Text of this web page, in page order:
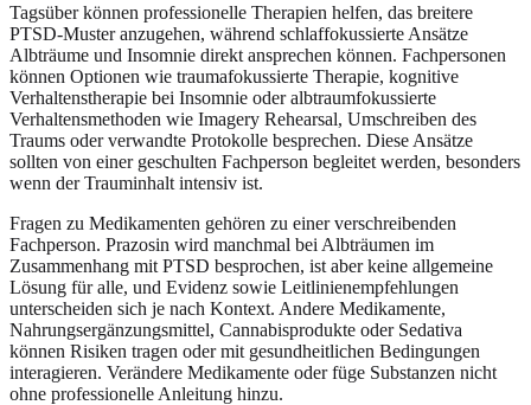
Tagsüber können professionelle Therapien helfen, das breitere
PTSD-Muster anzugehen, während schlaffokussierte Ansätze
Albträume und Insomnie direkt ansprechen können. Fachpersonen
können Optionen wie traumafokussierte Therapie, kognitive
Verhaltenstherapie bei Insomnie oder albtraumfokussierte
Verhaltensmethoden wie Imagery Rehearsal, Umschreiben des
Traums oder verwandte Protokolle besprechen. Diese Ansätze
sollten von einer geschulten Fachperson begleitet werden, besonders
wenn der Trauminhalt intensiv ist.
Fragen zu Medikamenten gehören zu einer verschreibenden
Fachperson. Prazosin wird manchmal bei Albträumen im
Zusammenhang mit PTSD besprochen, ist aber keine allgemeine
Lösung für alle, und Evidenz sowie Leitlinienempfehlungen
unterscheiden sich je nach Kontext. Andere Medikamente,
Nahrungsergänzungsmittel, Cannabisprodukte oder Sedativa
können Risiken tragen oder mit gesundheitlichen Bedingungen
interagieren. Verändere Medikamente oder füge Substanzen nicht
ohne professionelle Anleitung hinzu.